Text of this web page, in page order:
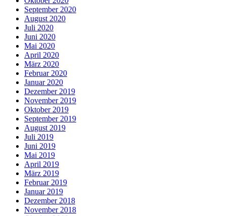
September 2020
August 2020
Juli 2020
Juni 2020
Mai 2020
April 2020
März 2020
Februar 2020
Januar 2020
Dezember 2019
November 2019
Oktober 2019
September 2019
August 2019
Juli 2019
Juni 2019
Mai 2019
April 2019
März 2019
Februar 2019
Januar 2019
Dezember 2018
November 2018